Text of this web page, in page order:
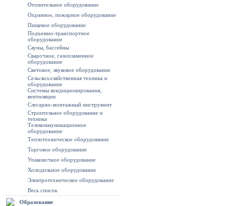
Отопительное оборудование
Охранное, пожарное оборудование
Пищевое оборудование
Подъемно-транспортное
оборудование
Сауны, бассейны
Сварочное, газопламенное
оборудование
Световое, звуковое оборудование
Сельскохозяйственная техника и
оборудование
Системы кондиционирования,
вентиляции
Слесарно-монтажный инструмент
Строительное оборудование и
техника
Телекоммуникационное
оборудование
Теплотехническое оборудование
Торговое оборудование
Упаковочное оборудование
Холодильное оборудование
Электротехническое оборудование
Весь список
Образование